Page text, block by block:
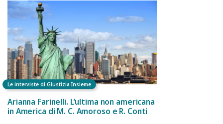
Le interviste di Giustizia Insieme
Arianna Farinelli. L’ultima non americana
in America di M. C. Amoroso e R. Conti